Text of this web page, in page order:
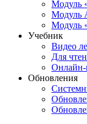
Модуль
Модуль
Модуль
Учебник
Видео
Для
Онлайн-
Обновления